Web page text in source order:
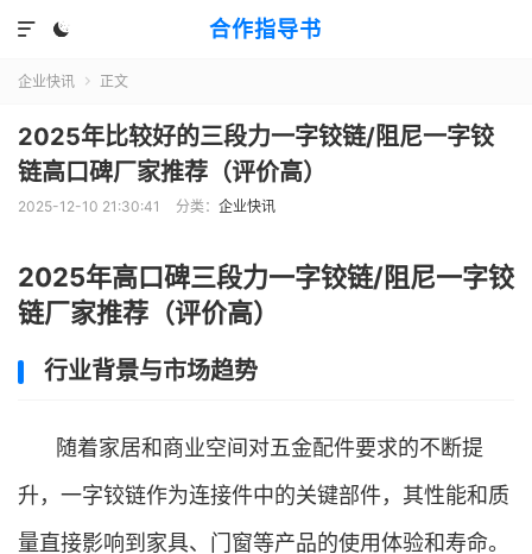
合作指导书


企业快讯  正文
2025年比较好的三段力一字铰链/阻尼一字铰
链高口碑厂家推荐（评价高）
2025-12-10 21:30:41 分类： 企业快讯
2025年高口碑三段力一字铰链/阻尼一字铰
链厂家推荐（评价高）
行业背景与市场趋势
随着家居和商业空间对五金配件要求的不断提
升，一字铰链作为连接件中的关键部件，其性能和质
量直接影响到家具、门窗等产品的使用体验和寿命。